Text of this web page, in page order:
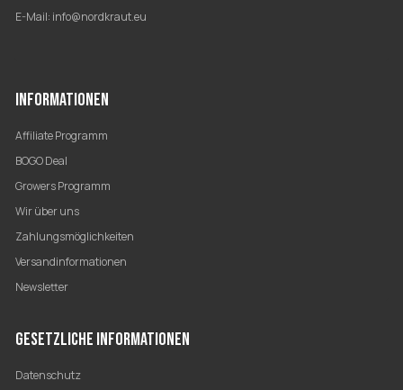
E-Mail: info@nordkraut.eu
INFORMATIONEN
Affiliate Programm
BOGO Deal
Growers Programm
Wir über uns
Zahlungsmöglichkeiten
Versandinformationen
Newsletter
GESETZLICHE INFORMATIONEN
Datenschutz